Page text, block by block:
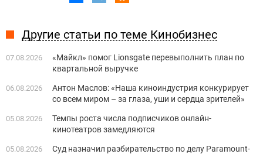
Другие статьи по теме Кинобизнес
07.08.2026
«Майкл» помог Lionsgate перевыполнить план по
квартальной выручке
06.08.2026
Антон Маслов: «Наша киноиндустрия конкурирует
со всем миром – за глаза, уши и сердца зрителей»
05.08.2026
Темпы роста числа подписчиков онлайн-
кинотеатров замедляются
05.08.2026
Суд назначил разбирательство по делу Paramount-